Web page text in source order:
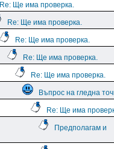
Re: Ще има проверка.
Re: Ще има проверка.
Re: Ще има проверка.
Re: Ще има проверка.
Re: Ще има проверка.
Въпрос на гледна
Re: Ще има
Предполагам и